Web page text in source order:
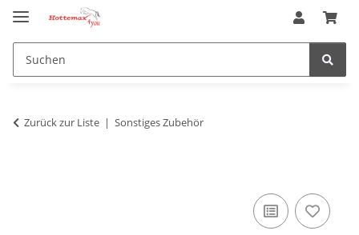
Zurück zur Liste Sonstiges Zubehör